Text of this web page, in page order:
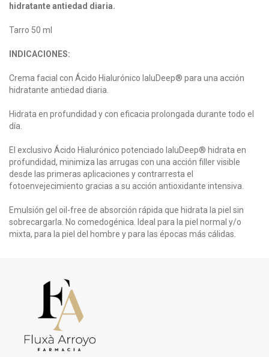
hidratante antiedad diaria.
Tarro 50 ml
INDICACIONES:
Crema facial con Ácido Hialurónico IaluDeep® para una acción
hidratante antiedad diaria.
Hidrata en profundidad y con eficacia prolongada durante todo el
día.
El exclusivo Ácido Hialurónico potenciado IaluDeep® hidrata en
profundidad, minimiza las arrugas con una acción filler visible
desde las primeras aplicaciones y contrarresta el
fotoenvejecimiento gracias a su acción antioxidante intensiva.
Emulsión gel oil-free de absorción rápida que hidrata la piel sin
sobrecargarla. No comedogénica. Ideal para la piel normal y/o
mixta, para la piel del hombre y para las épocas más cálidas.